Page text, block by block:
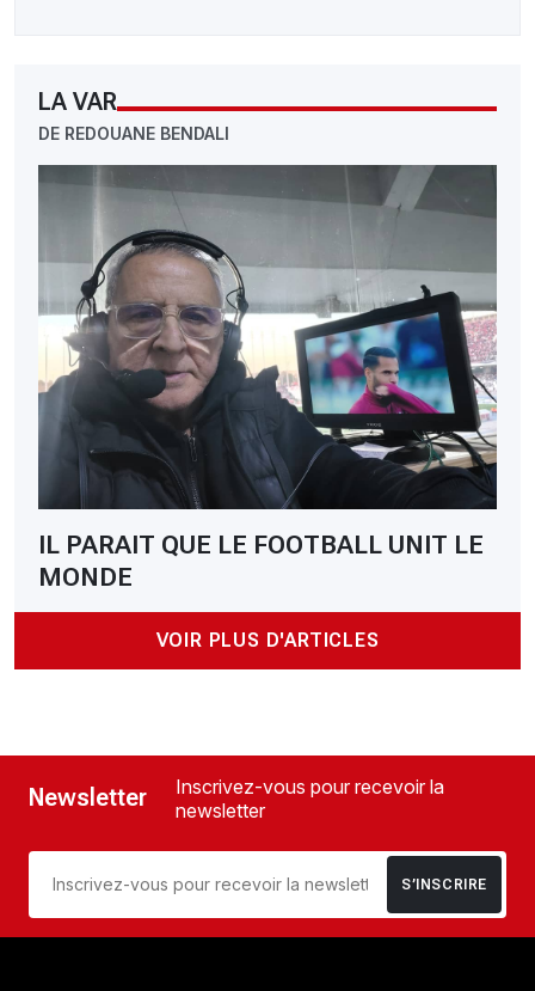
LA VAR
DE REDOUANE BENDALI
IL PARAIT QUE LE FOOTBALL UNIT LE
MONDE
VOIR PLUS D'ARTICLES
Newsletter
Inscrivez-vous pour recevoir la
newsletter
S’INSCRIRE